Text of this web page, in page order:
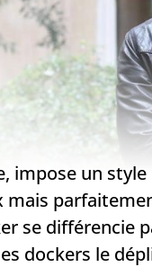
impose un
mais
se différencie
dockers le